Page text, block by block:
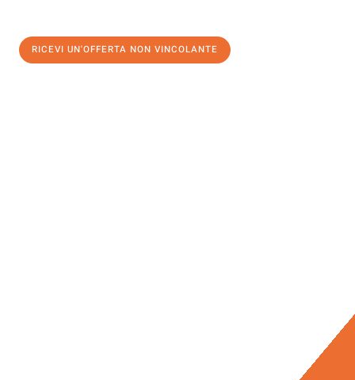
RICEVI UN'OFFERTA NON VINCOLANTE